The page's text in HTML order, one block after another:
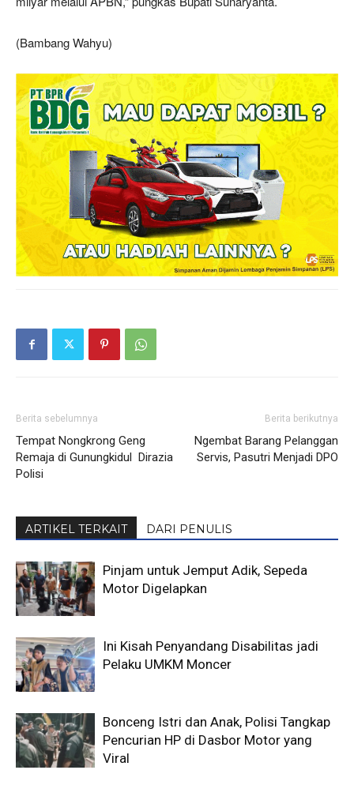
(Bambang Wahyu)
Berita sebelumnya
Tempat Nongkrong Geng
Remaja di Gunungkidul Dirazia
Polisi
Berita berikutnya
Ngembat Barang Pelanggan
Servis, Pasutri Menjadi DPO
ARTIKEL TERKAIT DARI PENULIS
Pinjam untuk Jemput Adik, Sepeda
Motor Digelapkan
Ini Kisah Penyandang Disabilitas jadi
Pelaku UMKM Moncer
Bonceng Istri dan Anak, Polisi Tangkap
Pencurian HP di Dasbor Motor yang
Viral